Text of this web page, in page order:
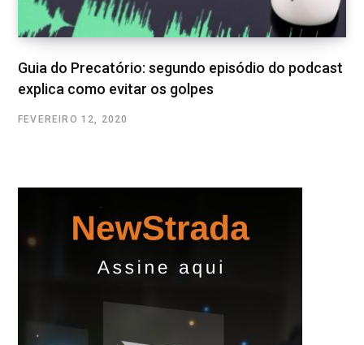
Guia do Precatório: segundo episódio do podcast
explica como evitar os golpes
FEVEREIRO 12, 2020